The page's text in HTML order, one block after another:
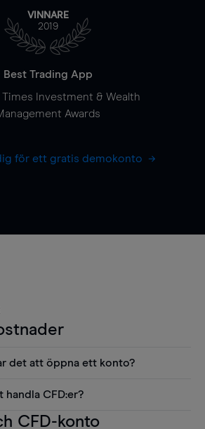
VINNARE
2019
Best Trading App
Times Investment & Wealth
Awards
för ett gratis demokonto
det att öppna ett konto?
som diagram, Reuters
CFD:er?
att tänka på när man
CFD-konto